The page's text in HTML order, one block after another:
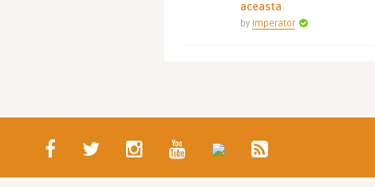
aceasta
by Imperator